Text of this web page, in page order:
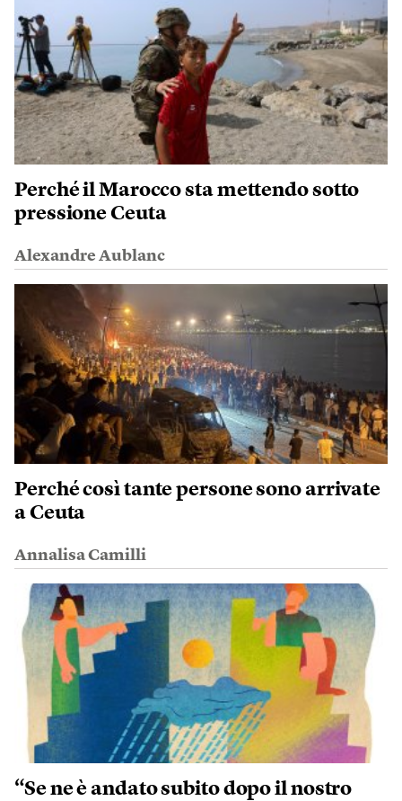
Perché il Marocco sta mettendo sotto
pressione Ceuta
Alexandre Aublanc
Perché così tante persone sono arrivate
a Ceuta
Annalisa Camilli
“Se ne è andato subito dopo il nostro